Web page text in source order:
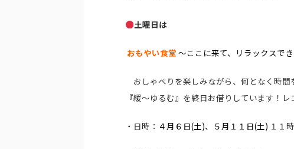
土曜日は
おもやい食堂 ～ここに来て、リラックスで
おしゃべりを楽しみながら、何となく時
『緩～ゆるむ』を終日お借りしています！
・日時： ４月６日(土)、 ５月１１日(土) １１